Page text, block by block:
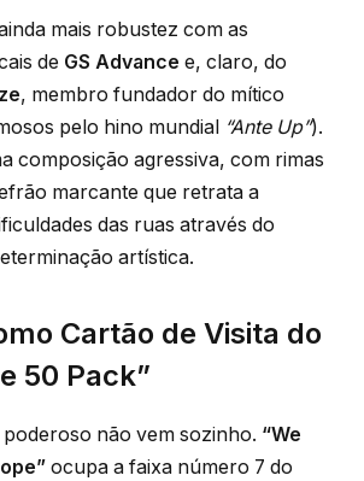
mais robustez com as
de GS Advance e, claro, do
, membro fundador do mítico
pelo hino mundial “Ante Up”).
composição agressiva, com rimas
marcante que retrata a
das ruas através do
artística.
Cartão de Visita do
50 Pack”
não vem sozinho. “We
ocupa a faixa número 7 do